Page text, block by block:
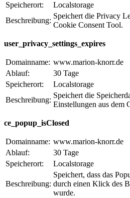
Speicherort:
Localstorage
Beschreibung:
Speichert die Privacy
Cookie Consent Tool.
user_privacy_settings_expires
Domainname: www.marion-knorr.de
Ablauf:
30 Tage
Speicherort:
Localstorage
Beschreibung:
Speichert die
Einstellungen aus dem
ce_popup_isClosed
Domainname: www.marion-knorr.de
Ablauf:
30 Tage
Speicherort:
Localstorage
Beschreibung:
Speichert, dass das
durch einen Klick des
wurde.